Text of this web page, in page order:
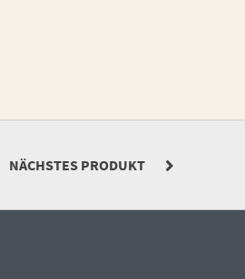
NÄCHSTES PRODUKT